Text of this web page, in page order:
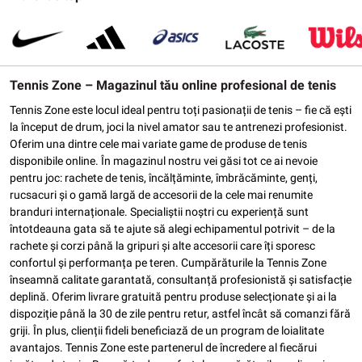
Tennis Zone – Magazinul tău online profesional de tenis
Tennis Zone este locul ideal pentru toți pasionații de tenis – fie că ești
la început de drum, joci la nivel amator sau te antrenezi profesionist.
Oferim una dintre cele mai variate game de produse de tenis
disponibile online. În magazinul nostru vei găsi tot ce ai nevoie
pentru joc: rachete de tenis, încălțăminte, îmbrăcăminte, genți,
rucsacuri și o gamă largă de accesorii de la cele mai renumite
branduri internaționale. Specialiștii noștri cu experiență sunt
întotdeauna gata să te ajute să alegi echipamentul potrivit – de la
rachete și corzi până la gripuri și alte accesorii care îți sporesc
confortul și performanța pe teren. Cumpărăturile la Tennis Zone
înseamnă calitate garantată, consultanță profesionistă și satisfacție
deplină. Oferim livrare gratuită pentru produse selecționate și ai la
dispoziție până la 30 de zile pentru retur, astfel încât să comanzi fără
griji. În plus, clienții fideli beneficiază de un program de loialitate
avantajos. Tennis Zone este partenerul de încredere al fiecărui